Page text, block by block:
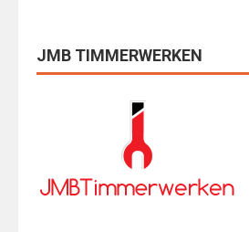
JMB TIMMERWERKEN